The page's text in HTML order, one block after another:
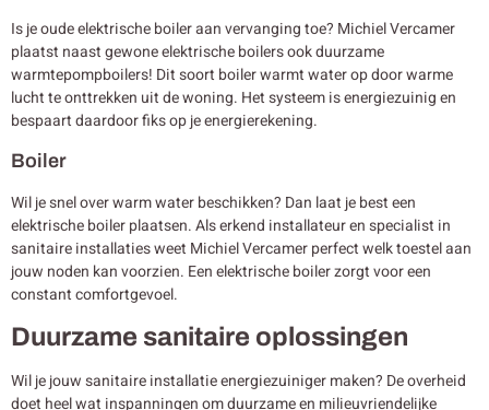
Is je oude elektrische boiler aan vervanging toe? Michiel Vercamer
plaatst naast gewone elektrische boilers ook duurzame
warmtepompboilers! Dit soort boiler warmt water op door warme
lucht te onttrekken uit de woning. Het systeem is energiezuinig en
bespaart daardoor fiks op je energierekening.
Boiler
Wil je snel over warm water beschikken? Dan laat je best een
elektrische boiler plaatsen. Als erkend installateur en specialist in
sanitaire installaties weet Michiel Vercamer perfect welk toestel aan
jouw noden kan voorzien. Een elektrische boiler zorgt voor een
constant comfortgevoel.
Duurzame sanitaire oplossingen
Wil je jouw sanitaire installatie energiezuiniger maken? De overheid
doet heel wat inspanningen om duurzame en milieuvriendelijke